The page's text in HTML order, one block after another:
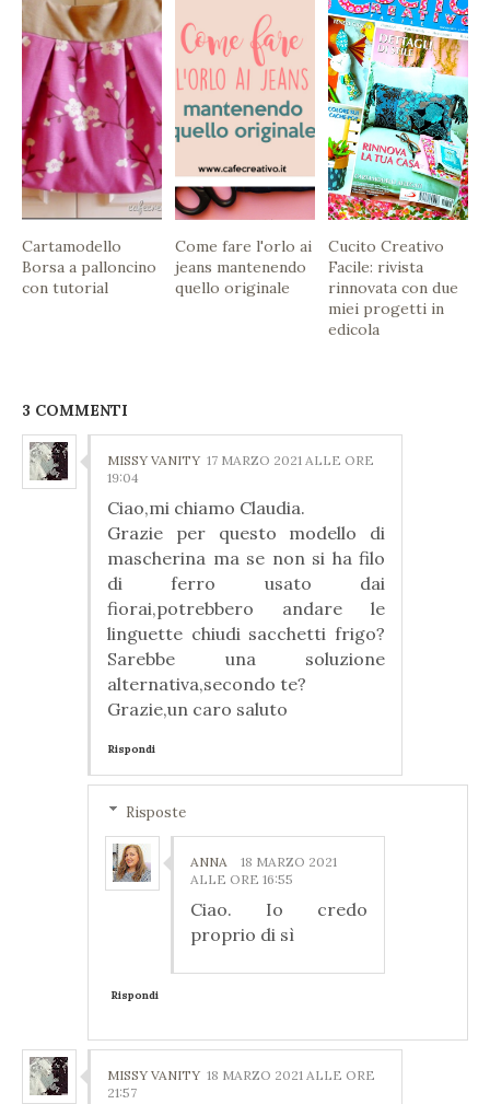
Cartamodello
Borsa a palloncino
con tutorial
Come fare l'orlo ai
jeans mantenendo
quello originale
Cucito Creativo
Facile: rivista
rinnovata con due
miei progetti in
edicola
3 COMMENTI
MISSY VANITY 17 MARZO 2021 ALLE ORE
19:04
Ciao,mi chiamo Claudia.
Grazie per questo modello di
mascherina ma se non si ha filo
di ferro usato dai
fiorai,potrebbero andare le
linguette chiudi sacchetti frigo?
Sarebbe una soluzione
alternativa,secondo te?
Grazie,un caro saluto
Rispondi
Risposte
ANNA
18 MARZO 2021
ALLE ORE 16:55
Ciao. Io credo
proprio di sì
Rispondi
MISSY VANITY 18 MARZO 2021 ALLE ORE
21:57